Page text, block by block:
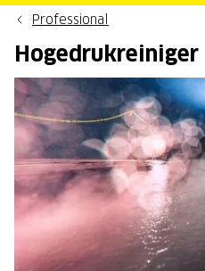
Professional
Hogedrukreiniger